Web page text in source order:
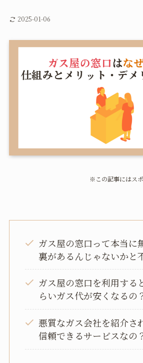
2025-01-06
※この記事にはスポ
ガス屋の窓口って本当に
裏があるんじゃないかと
ガス屋の窓口を利用する
らいガス代が安くなるの
悪質なガス会社を紹介さ
信頼できるサービスなの